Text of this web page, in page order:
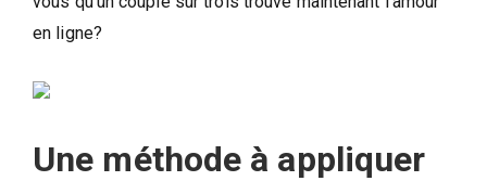
en ligne?
Une méthode à appliquer